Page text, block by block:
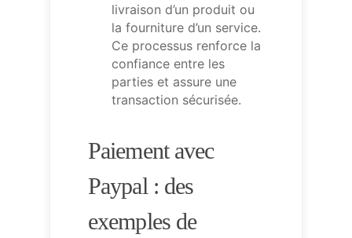
livraison d’un produit ou
la fourniture d’un service.
Ce processus renforce la
confiance entre les
parties et assure une
transaction sécurisée.
Paiement avec
Paypal : des
exemples de